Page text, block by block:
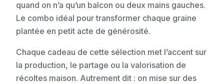
quand on n’a qu’un balcon ou deux mains gauches.
Le combo idéal pour transformer chaque graine
plantée en petit acte de générosité.
Chaque cadeau de cette sélection met l’accent sur
la production, le partage ou la valorisation de
récoltes maison. Autrement dit : on mise sur des